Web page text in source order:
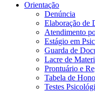
Orientação
Denúncia
Elaboração de
Atendimento
Estágio em
Guarda de
Lacre de
Prontuário e
Tabela de
Testes